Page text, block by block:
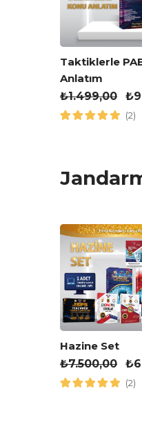
Taktiklerle
Anlatım
₺1.499,00 ₺
(2)
Hazine Set
₺7.500,00 ₺
(2)